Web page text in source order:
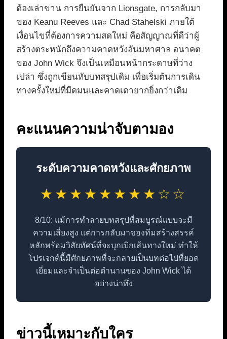
ต้องเล่าขาน การยืนยันจาก Lionsgate, การกลับมา
ของ Keanu Reeves และ Chad Stahelski ภายใต้
เงื่อนไขที่ต้องการความสดใหม่ คือสัญญาณที่ดีว่าผู้
สร้างตระหนักถึงความคาดหวังอันมหาศาล อนาคต
ของ John Wick จึงเป็นเหมือนหน้ากระดาษที่ว่าง
เปล่า ซึ่งถูกเขียนทับบทสรุปเดิม เพื่อเริ่มต้นการเดิน
ทางครั้งใหม่ที่มืดมนและคาดเดายากยิ่งกว่าเดิม
คะแนนความน่าจับตามอง
ระดับความคาดหวังและศักยภาพ
★★★★★★★★☆☆
8/10: แม้การทำลายบทสรุปที่สมบูรณ์แบบจะมี
ความเสี่ยงสูง แต่การกลับมาของทีมสร้างสรรค์
หลักพร้อมวิสัยทัศน์ที่จะบุกเบิกเส้นทางใหม่ ทำให้
โปรเจกต์นี้มีศักยภาพที่จะกลายเป็นบทต่อไปที่ยอด
เยี่ยมและจำเป็นต่อตำนานของ John Wick ได้
อย่างน่าทึ่ง
ข่าวนี้เหมาะกับใคร